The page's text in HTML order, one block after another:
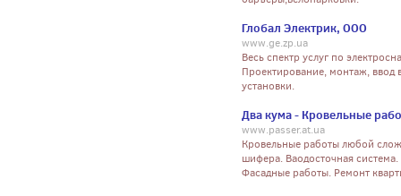
Глобал Электрик, ООО
www.ge.zp.ua
Весь спектр услуг по
Проектирование, монтаж, ввод
установки.
Два кума - Кровельные
www.passer.at.ua
Кровельные работы любой
шифера. Ваодосточная
Фасадные работы. Ремонт